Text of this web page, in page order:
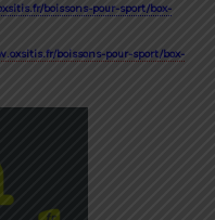
boissons-pour-sport/box-
boissons-pour-sport/box-